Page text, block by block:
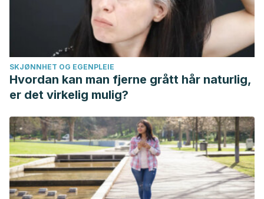
SKJØNNHET OG EGENPLEIE
Hvordan kan man fjerne grått hår naturlig,
er det virkelig mulig?